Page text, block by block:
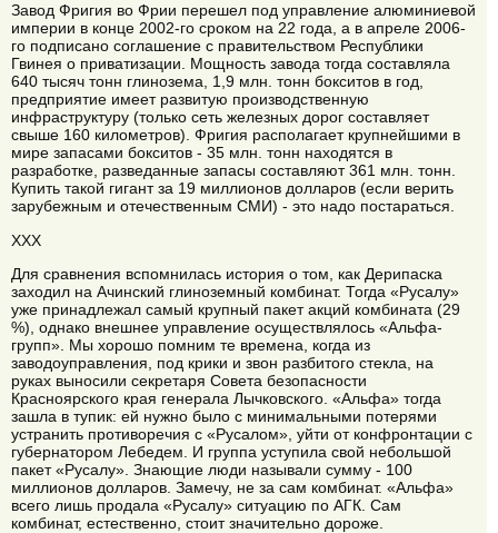
Завод Фригия во Фрии перешел под управление алюминиевой
империи в конце 2002-го сроком на 22 года, а в апреле 2006-
го подписано соглашение с правительством Республики
Гвинея о приватизации. Мощность завода тогда составляла
640 тысяч тонн глинозема, 1,9 млн. тонн бокситов в год,
предприятие имеет развитую производственную
инфраструктуру (только сеть железных дорог составляет
свыше 160 километров). Фригия располагает крупнейшими в
мире запасами бокситов - 35 млн. тонн находятся в
разработке, разведанные запасы составляют 361 млн. тонн.
Купить такой гигант за 19 миллионов долларов (если верить
зарубежным и отечественным СМИ) - это надо постараться.
ХХХ
Для сравнения вспомнилась история о том, как Дерипаска
заходил на Ачинский глиноземный комбинат. Тогда «Русалу»
уже принадлежал самый крупный пакет акций комбината (29
%), однако внешнее управление осуществлялось «Альфа-
групп». Мы хорошо помним те времена, когда из
заводоуправления, под крики и звон разбитого стекла, на
руках выносили секретаря Совета безопасности
Красноярского края генерала Лычковского. «Альфа» тогда
зашла в тупик: ей нужно было с минимальными потерями
устранить противоречия с «Русалом», уйти от конфронтации с
губернатором Лебедем. И группа уступила свой небольшой
пакет «Русалу». Знающие люди называли сумму - 100
миллионов долларов. Замечу, не за сам комбинат. «Альфа»
всего лишь продала «Русалу» ситуацию по АГК. Сам
комбинат, естественно, стоит значительно дороже.